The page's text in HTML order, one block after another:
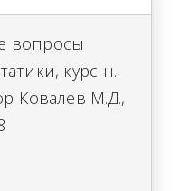
вопросы
курс н.-
Ковалев М.Д.,